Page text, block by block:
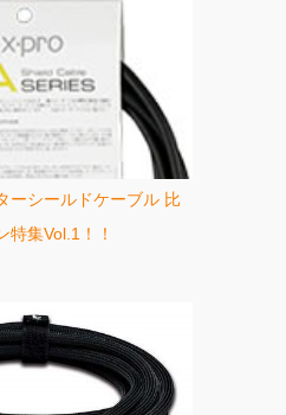
ーシールドケーブル 比
特集Vol.1！！